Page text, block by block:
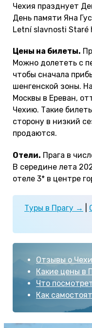
Чехия празднует
День памяти Яна
Letní slavnosti Staré
Цены на билеты.
Можно долететь с
чтобы сначала
шенгенской зоны.
Москвы в Ереван,
Чехию. Такие
сторону в низкий
продаются.
Отели. Прага в
В середине лета
отеле 3* в центре
Туры в Прагу →
Отзывы о
Какие цены в
Что
Как